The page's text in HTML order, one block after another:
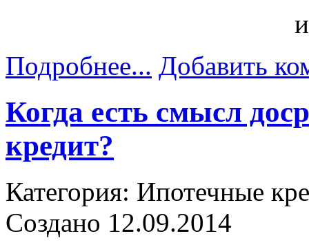
Подробнее... Добавить
Когда есть смысл
кредит?
Категория: Ипотечные
Создано 12.09.2014